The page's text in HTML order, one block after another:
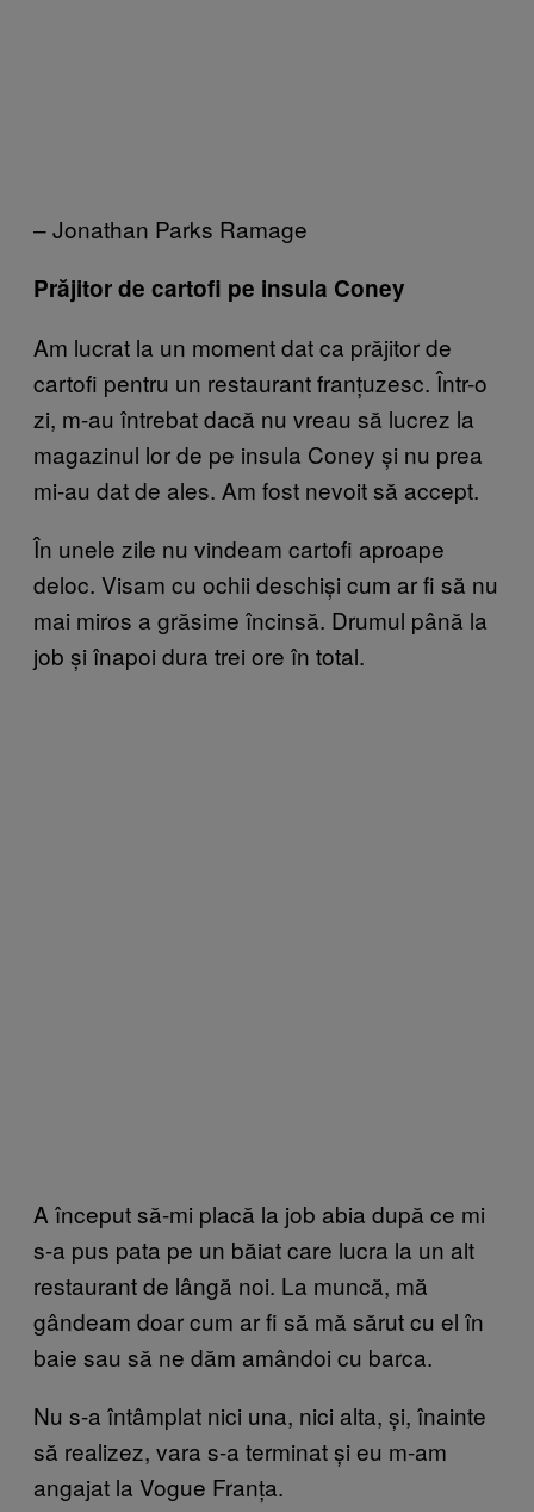
– Jonathan Parks Ramage
Prăjitor de cartofi pe insula Coney
Am lucrat la un moment dat ca prăjitor de
cartofi pentru un restaurant franțuzesc. Într-o
zi, m-au întrebat dacă nu vreau să lucrez la
magazinul lor de pe insula Coney și nu prea
mi-au dat de ales. Am fost nevoit să accept.
În unele zile nu vindeam cartofi aproape
deloc. Visam cu ochii deschiși cum ar fi să nu
mai miros a grăsime încinsă. Drumul până la
job și înapoi dura trei ore în total.
A început să-mi placă la job abia după ce mi
s-a pus pata pe un băiat care lucra la un alt
restaurant de lângă noi. La muncă, mă
gândeam doar cum ar fi să mă sărut cu el în
baie sau să ne dăm amândoi cu barca.
Nu s-a întâmplat nici una, nici alta, și, înainte
să realizez, vara s-a terminat și eu m-am
angajat la Vogue Franța.